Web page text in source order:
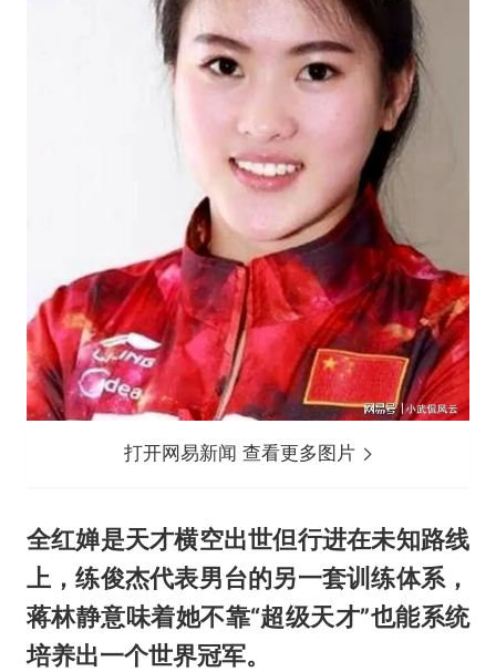
打开网易新闻 查看更多图片
全红婵是天才横空出世但行进在未知路线
上，练俊杰代表男台的另一套训练体系，
蒋林静意味着她不靠“超级天才”也能系统
培养出一个世界冠军。